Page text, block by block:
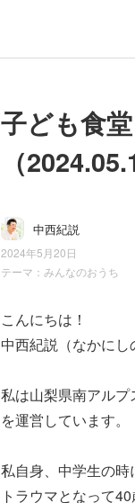
子ども食
（
中西紀説
2024年5月20日
テーマ： みんなのおうち
こんにちは！
中西紀説（なかに
私は山梨県南アルプ
を運営しています。
私自身、中学生の
トラウマとなって